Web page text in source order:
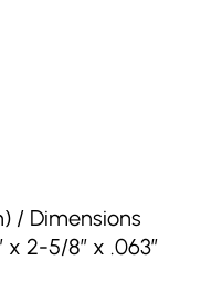
/ Dimensions
x 2-5/8″ x .063″